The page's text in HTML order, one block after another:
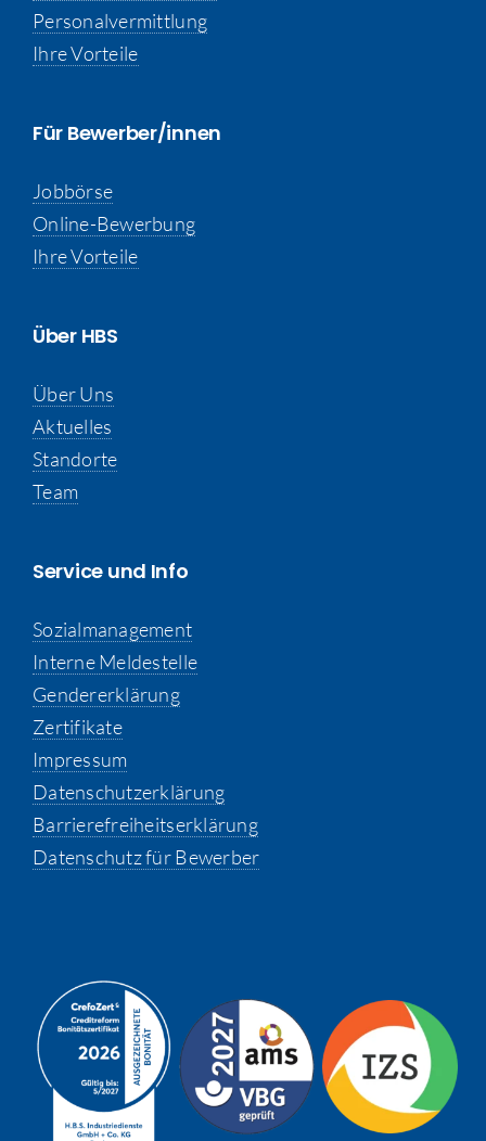
Personalvermittlung
Ihre Vorteile
Für Bewerber/innen
Jobbörse
Online-Bewerbung
Ihre Vorteile
Über HBS
Über Uns
Aktuelles
Standorte
Team
Service und Info
Sozialmanagement
Interne Meldestelle
Gendererklärung
Zertifikate
Impressum
Datenschutzerklärung
Barrierefreiheitserklärung
Datenschutz für Bewerber